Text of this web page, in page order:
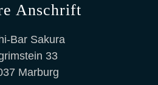
Anschrift
Bar Sakura
33
Marburg